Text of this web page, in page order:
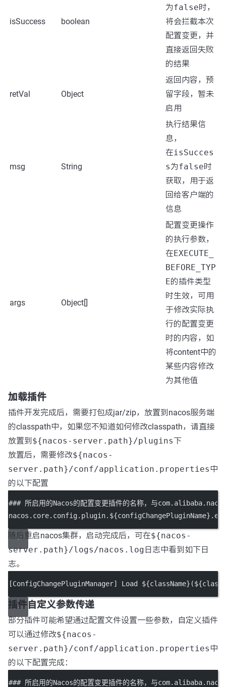
isSuccess boolean
为false时，
将会拦截本次
配置变更，并
直接返回失败
的结果
retVal Object
返回内容，预
留字段，暂未
启用
msg String
执行结果信
息，
在isSucces
s为false时
获取，用于返
回给客户端的
信息
args Object[]
配置变更操作
的执行参数，
在EXECUTE_
BEFORE_TYP
E的插件类型
时生效，可用
于修改实际执
行的配置变更
时的内容，如
将content中的
某些内容修改
为其他值
加载插件
插件开发完成后，需要打包成jar/zip，放置到nacos服务端
的classpath中，如果您不知道如何修改classpath，请直接
放置到 ${nacos-server.path}/plugins下
放置后，需要修改${nacos-
server.path}/conf/application.properties 中
的以下配置
### 所启用的Nacos的配置变更插件的名称，与
nacos.core.config.plugin.${configChangePluginName}.
随后重启nacos集群，启动完成后，可在${nacos-
server.path}/logs/nacos.log 日志中看到如下日
志。
[ConfigChangePluginManager] Load
插件自定义参数传递
部分插件可能希望通过配置文件设置一些参数，自定义插件
可以通过修改${nacos-
server.path}/conf/application.properties 中
的以下配置完成：
### 所启用的Nacos的配置变更插件的名称，与